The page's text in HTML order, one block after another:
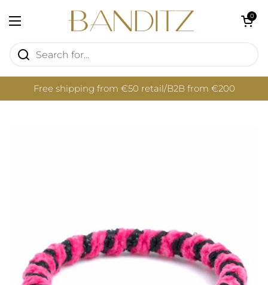
Open menu
Open cart
0
Free shipping from €50 retail/B2B from €200